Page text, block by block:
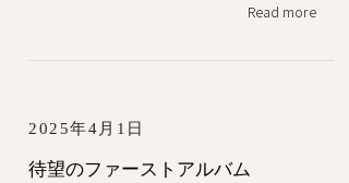
Read more
2025年4月1日
待望のファーストアルバム